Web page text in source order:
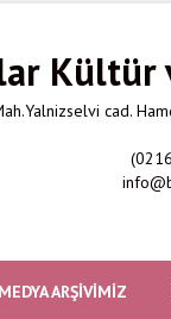
Kültür
cad.
MEDYA ARŞIVIMIZ